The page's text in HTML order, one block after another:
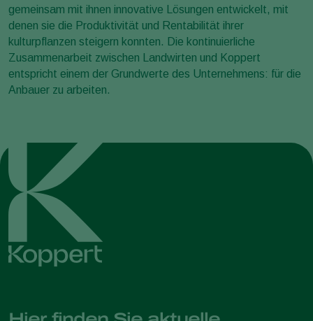
gemeinsam mit ihnen innovative Lösungen entwickelt, mit
denen sie die Produktivität und Rentabilität ihrer
kulturpflanzen steigern konnten. Die kontinuierliche
Zusammenarbeit zwischen Landwirten und Koppert
entspricht einem der Grundwerte des Unternehmens: für die
Anbauer zu arbeiten.